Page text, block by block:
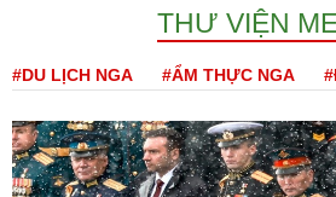
THƯ VIỆN
#DU LỊCH NGA #ẨM THỰC NGA